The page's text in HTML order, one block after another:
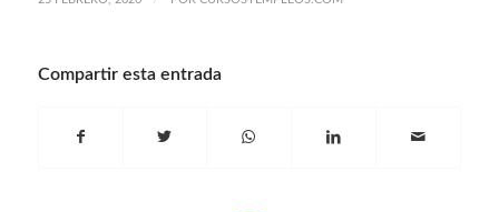
Compartir esta entrada